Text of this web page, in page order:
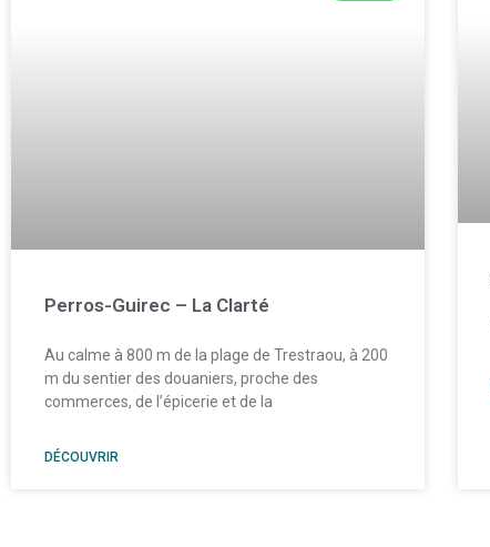
Perros-Guirec – La Clarté
Au calme à 800 m de la plage de Trestraou, à 200
m du sentier des douaniers, proche des
commerces, de l’épicerie et de la
DÉCOUVRIR